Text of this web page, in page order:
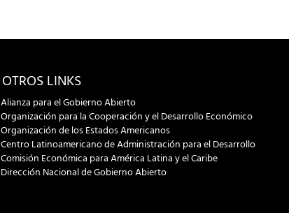
OTROS LINKS
Alianza para el Gobierno Abierto
Organización para la Cooperación y el Desarrollo Económico
Organización de los Estados Americanos
Centro Latinoamericano de Administración para el Desarrollo
Comisión Económica para América Latina y el Caribe
Dirección Nacional de Gobierno Abierto